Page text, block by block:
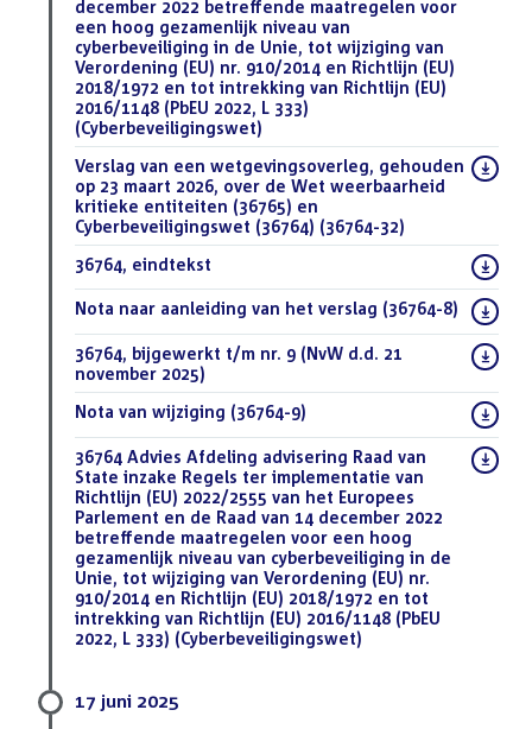
december 2022 betreffende maatregelen voor
een hoog gezamenlijk niveau van
cyberbeveiliging in de Unie, tot wijziging van
Verordening (EU) nr. 910/2014 en Richtlijn (EU)
2018/1972 en tot intrekking van Richtlijn (EU)
2016/1148 (PbEU 2022, L 333)
(Cyberbeveiligingswet)
Download
bestand:
Verslag van een wetgevingsoverleg, gehouden
op 23 maart 2026, over de Wet weerbaarheid
kritieke entiteiten (36765) en
Cyberbeveiligingswet (36764) (36764-32)
Download
bestand:
36764, eindtekst
Download
bestand:
Nota naar aanleiding van het verslag (36764-8) (PDF)
Download
bestand:
36764, bijgewerkt t/m nr. 9 (NvW d.d. 21
november 2025)
Download
Nota van wijziging (36764-9)
Download
bestand:
36764 Advies Afdeling advisering Raad van
State inzake Regels ter implementatie van
Richtlijn (EU) 2022/2555 van het Europees
Parlement en de Raad van 14 december 2022
betreffende maatregelen voor een hoog
gezamenlijk niveau van cyberbeveiliging in de
Unie, tot wijziging van Verordening (EU) nr.
910/2014 en Richtlijn (EU) 2018/1972 en tot
intrekking van Richtlijn (EU) 2016/1148 (PbEU
2022, L 333) (Cyberbeveiligingswet)
17 juni 2025